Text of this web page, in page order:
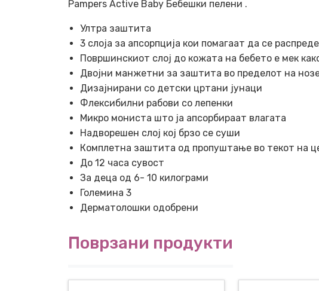
Pampers Active Baby Бебешки пелени .
Ултра заштита
3 слоја за апсорпција кои помагаат да се
Површинскиот слој до кожата на бебето е мек
Двојни манжетни за заштита во пределот на
Дизајнирани со детски цртани јунаци
Флексибилни рабови со лепенки
Микро мониста што ја апсорбираат влагата
Надворешен слој кој брзо се суши
Комплетна заштита од пропуштање во текот на
До 12 часа сувост
За деца од 6- 10 килограми
Големина 3
Дерматолошки одобрени
Поврзани продукти